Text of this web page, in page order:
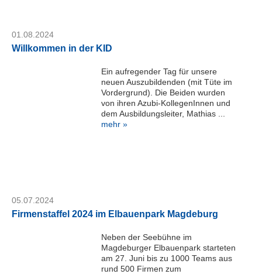
D
H
01.08.2024
Willkommen in der KID
Ein aufregender Tag für unsere
neuen Auszubildenden (mit Tüte im
Vordergrund). Die Beiden wurden
von ihren Azubi-KollegenInnen und
dem Ausbildungsleiter, Mathias ...
mehr »
05.07.2024
Firmenstaffel 2024 im Elbauenpark Magdeburg
Neben der Seebühne im
Magdeburger Elbauenpark starteten
am 27. Juni bis zu 1000 Teams aus
rund 500 Firmen zum